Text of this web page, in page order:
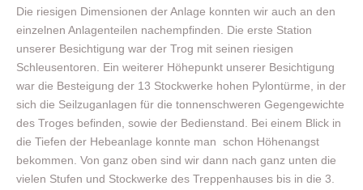
Die riesigen Dimensionen der Anlage konnten wir auch an den
einzelnen Anlagenteilen nachempfinden. Die erste Station
unserer Besichtigung war der Trog mit seinen riesigen
Schleusentoren. Ein weiterer Höhepunkt unserer Besichtigung
war die Besteigung der 13 Stockwerke hohen Pylontürme, in der
sich die Seilzuganlagen für die tonnenschweren Gegengewichte
des Troges befinden, sowie der Bedienstand. Bei einem Blick in
die Tiefen der Hebeanlage konnte man schon Höhenangst
bekommen. Von ganz oben sind wir dann nach ganz unten die
vielen Stufen und Stockwerke des Treppenhauses bis in die 3.